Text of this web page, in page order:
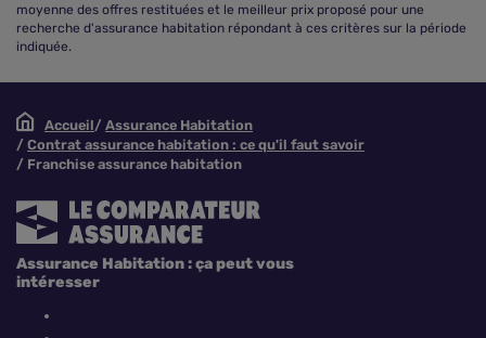
moyenne des offres restituées et le meilleur prix proposé pour une
recherche d'assurance habitation répondant à ces critères sur la période
indiquée.
Accueil
Assurance Habitation
Contrat assurance habitation : ce qu'il faut savoir
Franchise assurance habitation
Assurance Habitation : ça peut vous
intéresser